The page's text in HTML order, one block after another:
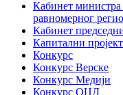
Кабинет министра
равномерног
Кабинет
Капитални
Конкурс
Конкурс Верске
Конкурс Медији
Конкурс ОЦД